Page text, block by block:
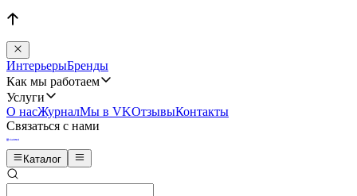
ИнтерьерыБренды
Как мы работаем
Услуги
О насЖурналМы в VKОтзывыКонтакты
Связаться с нами
Каталог